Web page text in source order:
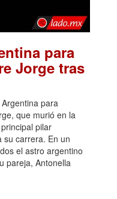
para
Jorge tras
para
que murió en la
pilar
su carrera. En un
el astro argentino
pareja, Antonella